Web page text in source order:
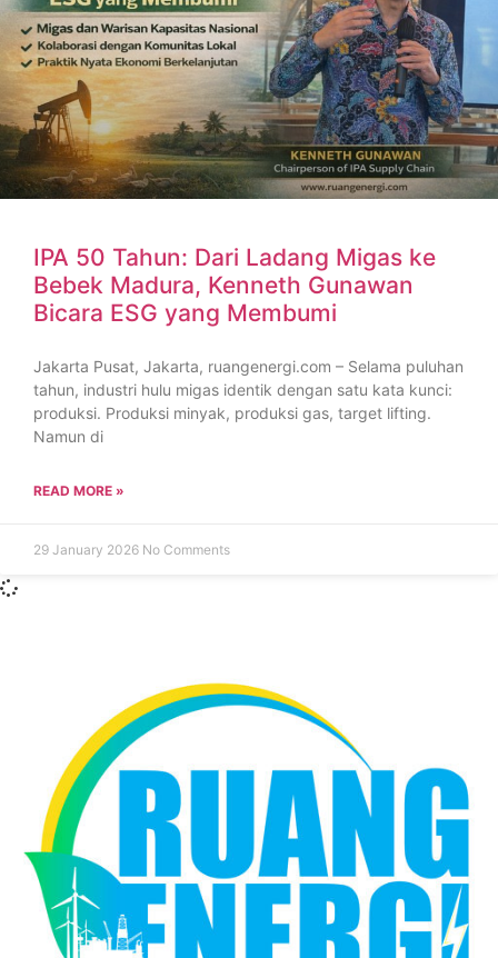
IPA 50 Tahun: Dari Ladang Migas ke
Bebek Madura, Kenneth Gunawan
Bicara ESG yang Membumi
Jakarta Pusat, Jakarta, ruangenergi.com – Selama puluhan
tahun, industri hulu migas identik dengan satu kata kunci:
produksi. Produksi minyak, produksi gas, target lifting.
Namun di
READ MORE »
29 January 2026 No Comments